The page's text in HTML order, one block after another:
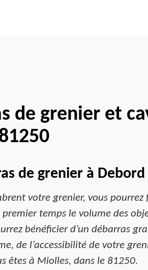
de grenier et
de grenier à
votre grenier, vous
temps le volume des
bénéficier d’un débarras
de l’accessibilité de votre
êtes à Miolles, dans le 81250.